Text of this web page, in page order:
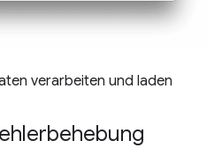
verarbeiten und laden